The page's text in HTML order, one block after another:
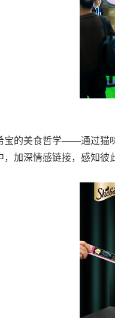
宝的美食哲学——通过猫
加深情感链接，感知彼